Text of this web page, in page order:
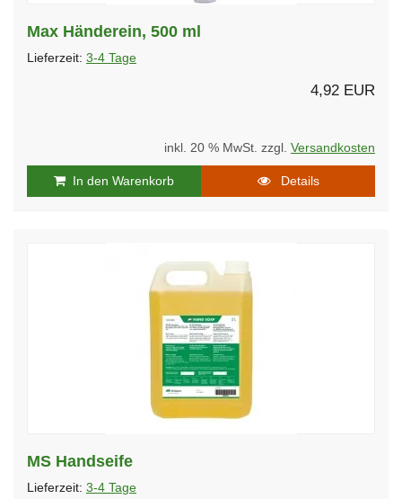
Max Händerein, 500 ml
Lieferzeit: 3-4 Tage
4,92 EUR
inkl. 20 % MwSt. zzgl. Versandkosten
In den Warenkorb Details
MS Handseife
Lieferzeit: 3-4 Tage